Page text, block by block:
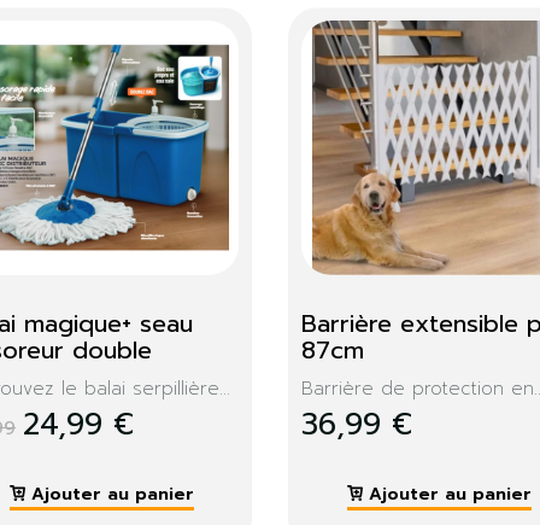
Dressing double
Memphis
Ce meuble porte manteau
façon...
119,99 €
Ajouter au panier
Console
Design, moderne,
319,99 €
Ajouter au